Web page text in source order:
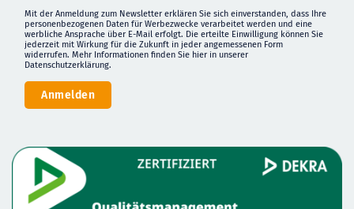
Mit der Anmeldung zum Newsletter erklären Sie sich einverstanden, dass Ihre
personenbezogenen Daten für Werbezwecke verarbeitet werden und eine
werbliche Ansprache über E-Mail erfolgt. Die erteilte Einwilligung können Sie
jederzeit mit Wirkung für die Zukunft in jeder angemessenen Form
widerrufen. Mehr Informationen finden Sie hier in unserer
Datenschutzerklärung.
Anmelden